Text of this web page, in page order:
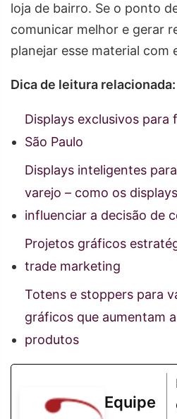
loja de bairro. Se o ponto
comunicar melhor e gerar
planejar esse material com
Dica de leitura relacionada:
Displays exclusivos para
São Paulo
Displays inteligentes
varejo – como os
influenciar a decisão de
Projetos gráficos
trade marketing
Totens e stoppers para
gráficos que aumentam
produtos
Equipe